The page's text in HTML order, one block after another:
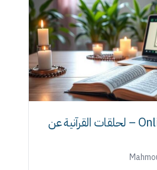
Online Quran Classes – لحلقات القرآنية عن